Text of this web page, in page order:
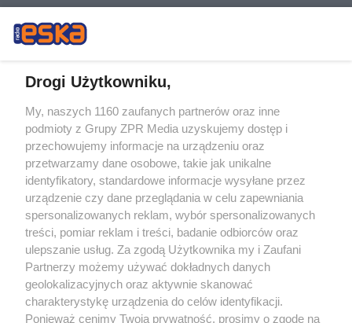
Żaden utwór zamieszczony w serwisie nie może być powielany i
rozpowszechniany lub dalej rozpowszechniany w jakikolwiek sposób (w
tym także elektroniczny lub mechaniczny) na jakimkolwiek polu
eksploatacji w jakiejkolwiek formie, włącznie z umieszczaniem w Internecie
bez pisemnej zgody właściciela praw. Jakiekolwiek użycie lub
wykorzystanie utworów w całości lub w części z naruszeniem prawa, tzn.
bez właściwej zgody, jest zabronione pod groźbą kary i może być ścigane
prawnie.
O nas
Drogi Użytkowniku,
My, naszych 1160 zaufanych partnerów oraz inne
podmioty z Grupy ZPR Media uzyskujemy dostęp i
przechowujemy informacje na urządzeniu oraz
przetwarzamy dane osobowe, takie jak unikalne
identyfikatory, standardowe informacje wysyłane przez
urządzenie czy dane przeglądania w celu zapewniania
spersonalizowanych reklam, wybór spersonalizowanych
treści, pomiar reklam i treści, badanie odbiorców oraz
ulepszanie usług. Za zgodą Użytkownika my i Zaufani
Partnerzy możemy używać dokładnych danych
geolokalizacyjnych oraz aktywnie skanować
charakterystykę urządzenia do celów identyfikacji.
Ponieważ cenimy Twoją prywatność, prosimy o zgodę na